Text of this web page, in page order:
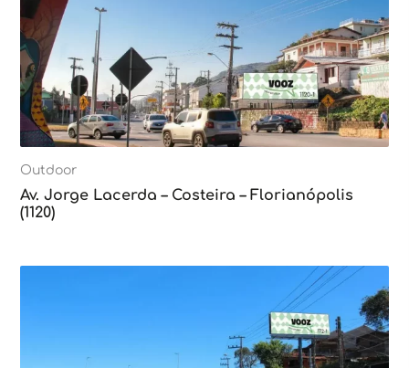
Outdoor
Av. Jorge Lacerda – Costeira – Florianópolis
(1120)